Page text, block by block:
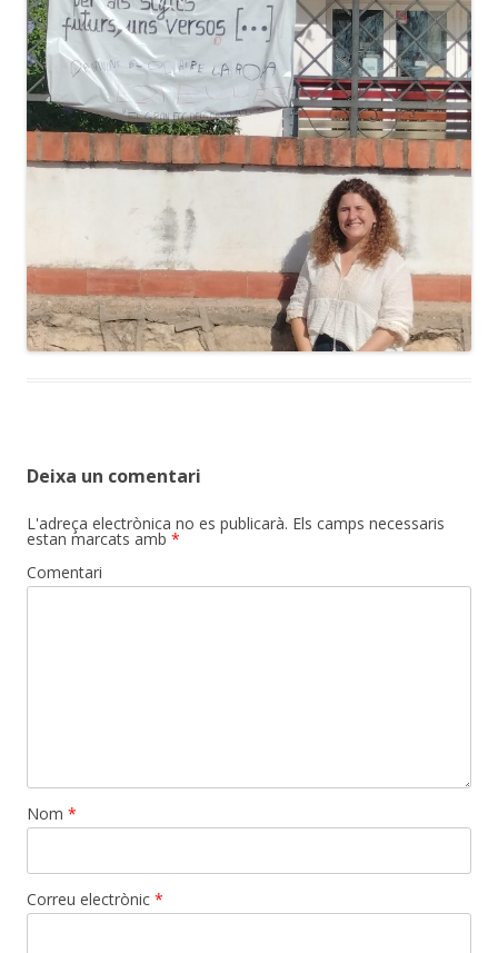
Deixa un comentari
L'adreça electrònica no es publicarà. Els camps necessaris
estan marcats amb *
Comentari
Nom *
Correu electrònic *